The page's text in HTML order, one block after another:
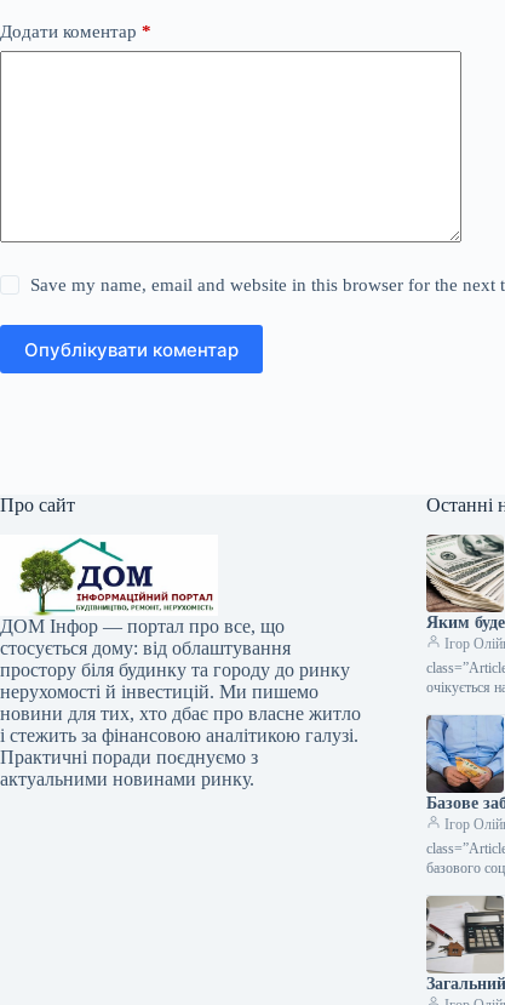
Додати коментар *
Save my name, email and website in this browser for the next
Опублікувати коментар
Про сайт
ДОМ Інфор — портал про все, що
стосується дому: від облаштування
простору біля будинку та городу до ринку
нерухомості й інвестицій. Ми пишемо
новини для тих, хто дбає про власне житло
і стежить за фінансовою аналітикою галузі.
Практичні поради поєднуємо з
актуальними новинами ринку.
Останні
Яким
Ігор
очікується
Базове
Ігор
базового